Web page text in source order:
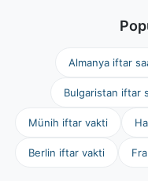
Almanya iftar
Bulgaristan iftar
Münih iftar vakti
Berlin iftar vakti